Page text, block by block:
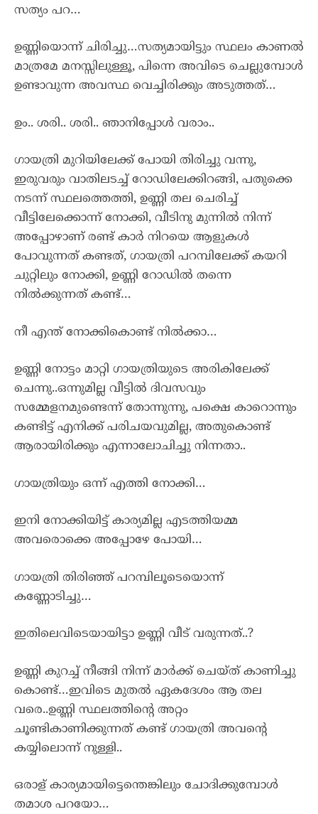
സത്യം പറ…
ഉണ്ണിയൊന്ന് ചിരിച്ചു…സത്യമായിട്ടും സ്ഥലം കാണൽ
മാത്രമേ മനസ്സിലുള്ളൂ, പിന്നെ അവിടെ ചെല്ലുമ്പോൾ
ഉണ്ടാവുന്ന അവസ്ഥ വെച്ചിരിക്കും അടുത്തത്…
ഉം.. ശരി.. ശരി.. ഞാനിപ്പോൾ വരാം..
ഗായത്രി മുറിയിലേക്ക് പോയി തിരിച്ചു വന്നു,
ഇരുവരും വാതിലടച്ച് റോഡിലേക്കിറങ്ങി, പതുക്കെ
നടന്ന് സ്ഥലത്തെത്തി, ഉണ്ണി തല ചെരിച്ച്
വീട്ടിലേക്കൊന്ന് നോക്കി, വീടിനു മുന്നിൽ നിന്ന്
അപ്പോഴാണ് രണ്ട് കാർ നിറയെ ആളുകൾ
പോവുന്നത് കണ്ടത്, ഗായത്രി പറമ്പിലേക്ക് കയറി
ചുറ്റിലും നോക്കി, ഉണ്ണി റോഡിൽ തന്നെ
നിൽക്കുന്നത് കണ്ട്…
നീ എന്ത് നോക്കികൊണ്ട് നിൽക്കാ…
ഉണ്ണി നോട്ടം മാറ്റി ഗായത്രിയുടെ അരികിലേക്ക്
ചെന്നു..ഒന്നുമില്ല വീട്ടിൽ ദിവസവും
സമ്മേളനമുണ്ടെന്ന് തോന്നുന്നു, പക്ഷെ കാറൊന്നും
കണ്ടിട്ട് എനിക്ക് പരിചയവുമില്ല, അതുകൊണ്ട്
ആരായിരിക്കും എന്നാലോചിച്ചു നിന്നതാ..
ഗായത്രിയും ഒന്ന് എത്തി നോക്കി…
ഇനി നോക്കിയിട്ട് കാര്യമില്ല എടത്തിയമ്മ
അവരൊക്കെ അപ്പോഴേ പോയി…
ഗായത്രി തിരിഞ്ഞ് പറമ്പിലൂടെയൊന്ന്
കണ്ണോടിച്ചു…
ഇതിലെവിടെയായിട്ടാ ഉണ്ണി വീട് വരുന്നത്..?
ഉണ്ണി കുറച്ച് നീങ്ങി നിന്ന് മാർക്ക് ചെയ്ത് കാണിച്ചു
കൊണ്ട്…ഇവിടെ മുതൽ ഏകദേശം ആ തല
വരെ..ഉണ്ണി സ്ഥലത്തിന്റെ അറ്റം
ചൂണ്ടികാണിക്കുന്നത് കണ്ട് ഗായത്രി അവന്റെ
കയ്യിലൊന്ന് നുള്ളി..
ഒരാള് കാര്യമായിട്ടെന്തെങ്കിലും ചോദിക്കുമ്പോൾ
തമാശ പറയോ…